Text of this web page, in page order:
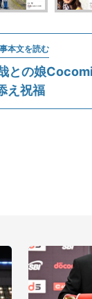
本文を読む
の娘
え祝福